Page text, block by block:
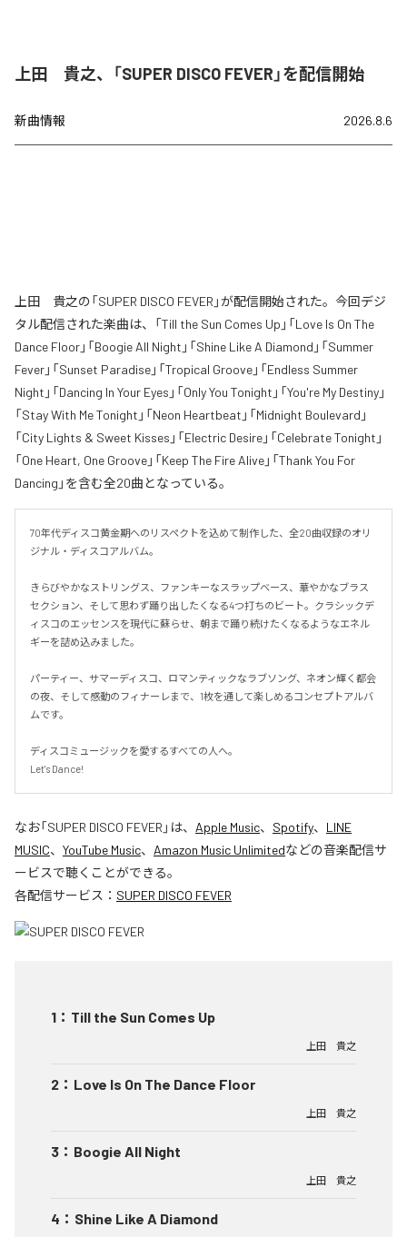
上田 貴之、「SUPER DISCO FEVER」を配信開始
新曲情報 2026.8.6
上田 貴之の「SUPER DISCO FEVER」が配信開始された。今回デジ
タル配信された楽曲は、「Till the Sun Comes Up」「Love Is On The
Dance Floor」「Boogie All Night」「Shine Like A Diamond」「Summer
Fever」「Sunset Paradise」「Tropical Groove」「Endless Summer
Night」「Dancing In Your Eyes」「Only You Tonight」「You're My Destiny」
「Stay With Me Tonight」「Neon Heartbeat」「Midnight Boulevard」
「City Lights & Sweet Kisses」「Electric Desire」「Celebrate Tonight」
「One Heart, One Groove」「Keep The Fire Alive」「Thank You For
Dancing」を含む全20曲となっている。
70年代ディスコ黄金期へのリスペクトを込めて制作した、全20曲収録のオリ
ジナル・ディスコアルバム。
きらびやかなストリングス、ファンキーなスラップベース、華やかなブラス
セクション、そして思わず踊り出したくなる4つ打ちのビート。クラシックデ
ィスコのエッセンスを現代に蘇らせ、朝まで踊り続けたくなるようなエネル
ギーを詰め込みました。
パーティー、サマーディスコ、ロマンティックなラブソング、ネオン輝く都会
の夜、そして感動のフィナーレまで、1枚を通して楽しめるコンセプトアルバ
ムです。
ディスコミュージックを愛するすべての人へ。
Let's Dance!
なお「SUPER DISCO FEVER 」は、 Apple Music、 Spotify、 LINE
MUSIC、 YouTube Music、 Amazon Music Unlimitedなどの音楽配信サ
ービスで聴くことができる。
各配信サービス： SUPER DISCO FEVER
1 ： Till the Sun Comes Up
上田 貴之
2 ： Love Is On The Dance Floor
上田 貴之
3 ： Boogie All Night
上田 貴之
4 ： Shine Like A Diamond